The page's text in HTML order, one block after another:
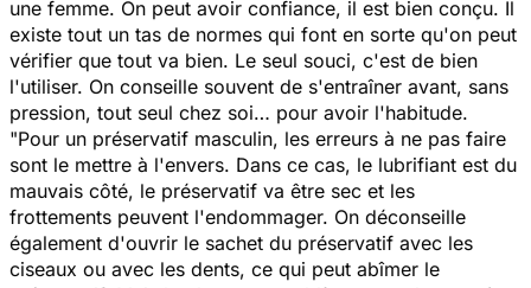
une femme. On peut avoir confiance, il est bien conçu. Il
existe tout un tas de normes qui font en sorte qu'on peut
vérifier que tout va bien. Le seul souci, c'est de bien
l'utiliser. On conseille souvent de s'entraîner avant, sans
pression, tout seul chez soi… pour avoir l'habitude.
"Pour un préservatif masculin, les erreurs à ne pas faire
sont le mettre à l'envers. Dans ce cas, le lubrifiant est du
mauvais côté, le préservatif va être sec et les
frottements peuvent l'endommager. On déconseille
également d'ouvrir le sachet du préservatif avec les
ciseaux ou avec les dents, ce qui peut abîmer le